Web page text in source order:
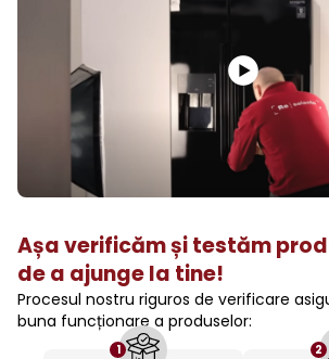
Așa verificăm și testăm
de a ajunge la tine!
Procesul nostru riguros de verificare
buna funcționare a produselor:
1 2